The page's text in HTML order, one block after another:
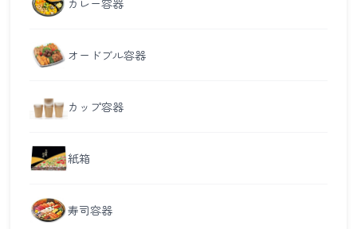
オードブル容器
カップ容器
紙箱
寿司容器